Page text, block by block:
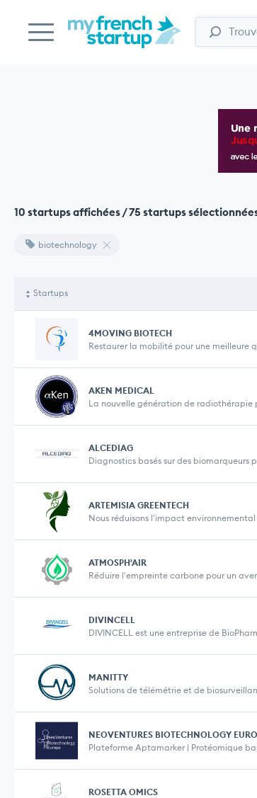
10 startups affichées / 75 startups
biotechnology
Startups
4MOVING BIOTECH
Restaurer la mobilité pour une meilleure
AKEN MEDICAL
La nouvelle génération de radiothérapie
ALCEDIAG
ARTEMISIA GREENTECH
ATMOSPH'AIR
DIVINCELL
MANITTY
Solutions de télémétrie et de
NEOVENTURES BIOTECHNOLOGY
ROSETTA OMICS